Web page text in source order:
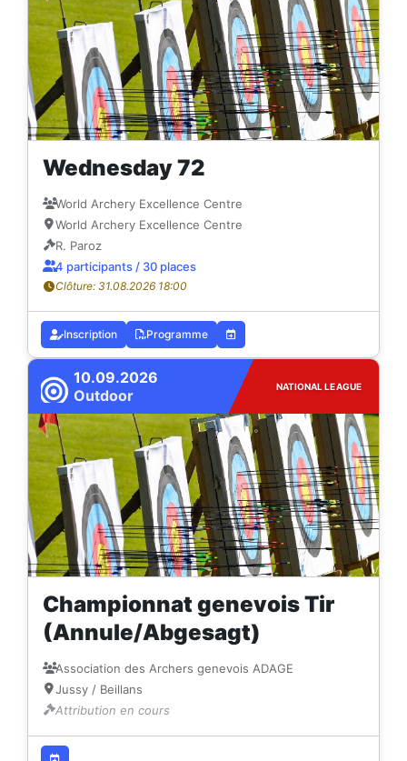
Wednesday 72
World Archery Excellence Centre
World Archery Excellence Centre
R. Paroz
4 participants / 30 places
Clôture: 31.08.2026 18:00
Inscription Programme
10.09.2026
Outdoor
NATIONAL LEAGUE
Championnat genevois Tir
(Annule/Abgesagt)
Association des Archers genevois ADAGE
Jussy / Beillans
Attribution en cours